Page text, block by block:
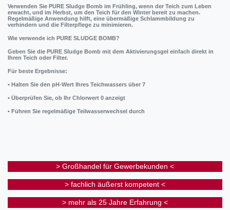
Verwenden Sie PURE Sludge Bomb im Frühling, wenn der Teich zum Leben
erwacht, und im Herbst, um den Teich für den Winter bereit zu machen.
Regelmäßige Anwendung hilft, eine übermäßige Schlammbildung zu
verhindern und die Filterpflege zu minimieren.
Wie verwende ich PURE SLUDGE BOMB?
Geben Sie die PURE Sludge Bomb mit dem Aktivierungsgel einfach direkt in
Ihren Teich oder Filter.
Für beste Ergebnisse:
• Halten Sie den pH-Wert Ihres Teichwassers über 7
• Überprüfen Sie, ob Ihr Chlorwert 0 anzeigt
• Führen Sie regelmäßige Teilwasserwechsel durch
> Großhandel für Gewerbekunden <
> fachlich äußerst kompetent <
> mehr als 25 Jahre Erfahrung <